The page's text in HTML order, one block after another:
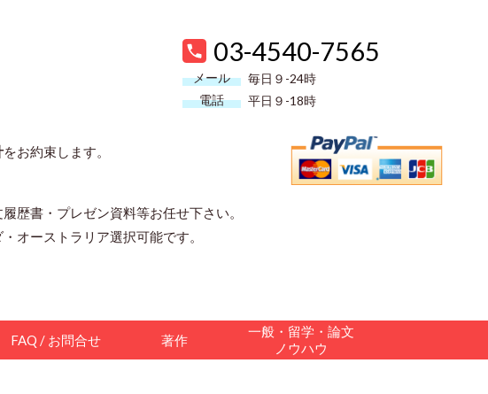
03-4540-7565
メール
毎日９-24時
電話
平日９-18時
をお約束します。
履歴書・プレゼン資料等お任せ下さい。
オーストラリア選択可能です。
FAQ / お問合せ 著作
一般・留学・論文
ノウハウ